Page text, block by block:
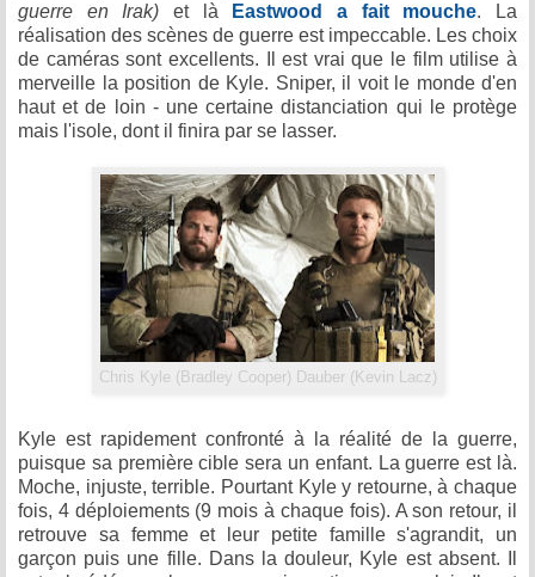
guerre en Irak) et là Eastwood a fait mouche. La
réalisation des scènes de guerre est impeccable. Les choix
de caméras sont excellents. Il est vrai que le film utilise à
merveille la position de Kyle. Sniper, il voit le monde d'en
haut et de loin - une certaine distanciation qui le protège
mais l'isole, dont il finira par se lasser.
Chris Kyle (Bradley Cooper) Dauber (Kevin Lacz)
Kyle est rapidement confronté à la réalité de la guerre,
puisque sa première cible sera un enfant. La guerre est là.
Moche, injuste, terrible. Pourtant Kyle y retourne, à chaque
fois, 4 déploiements (9 mois à chaque fois). A son retour, il
retrouve sa femme et leur petite famille s'agrandit, un
garçon puis une fille. Dans la douleur, Kyle est absent. Il